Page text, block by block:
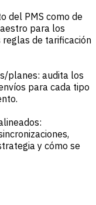
del PMS como de
para los
de tarificación
planes: audita los
para cada tipo
y cómo se